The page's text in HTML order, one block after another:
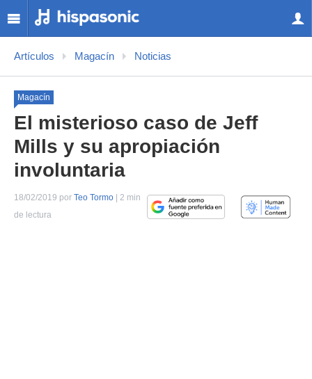
Artículos Magacín Noticias
Magacín
El misterioso caso de Jeff
Mills y su apropiación
involuntaria
18/02/2019 por Teo Tormo | 2 min
de lectura